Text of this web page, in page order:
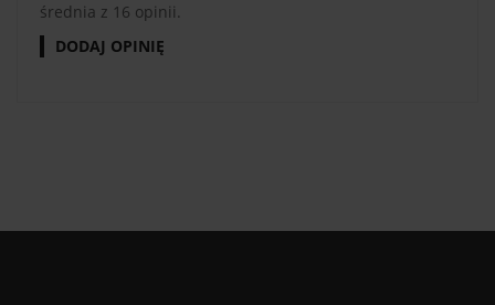
średnia z 16 opinii.
DODAJ OPINIĘ